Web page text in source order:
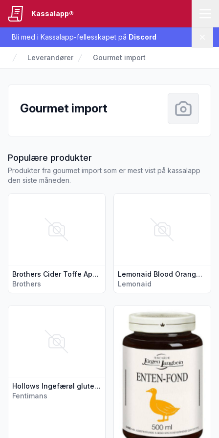
Bli med i Kassalapp-fellesskapet på Discord
Kassalapp®
Leverandører Gourmet import
Gourmet import
Populære produkterfra Gourmet import
Produkter fra gourmet import som er mest vist på kassalapp
den siste måneden.
Brothers Cider Toffe Apple 0,5l flaske
Brothers
Lemonaid Blood Orange 0,33l
Lemonaid
Hollows Ingefærøl glutenfri 0,33l flaske
Fentimans
Vis flere detaljer for produktet "Hollows Ingefærøl glutenfri
Vis flere detaljer for